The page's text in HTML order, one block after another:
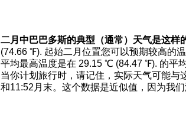
二月中巴巴多斯的典型（通常）天气是这样
(74.66 ℉). 起始二月位置您可以预期较高的
平均最高温度是在 29.15 ℃ (84.47 ℉). 的平
当你计划旅行时，请记住，实际天气可能
和11:52月末。这个数据是近似值，因为我们